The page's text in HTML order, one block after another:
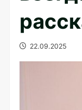
22.09.2025